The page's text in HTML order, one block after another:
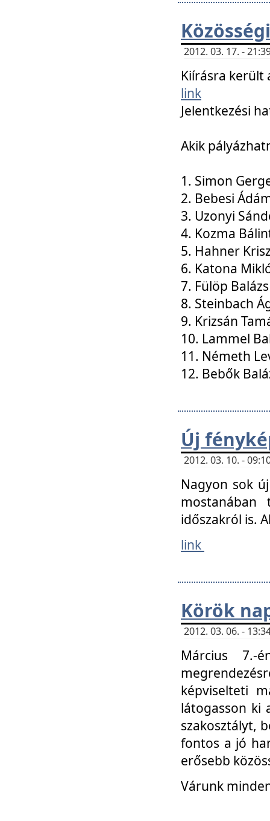
2012. 03. 17. -
Kiírásra került
link
Jelentkezési
Akik
1. Simon
2. Bebesi
3. Uzonyi
4. Kozma
5. Hahner
6. Katona
7. Fülöp Balázs
8. Steinbach
9. Krizsán
10. Lammel
11. Németh
12. Bebők
Új
2012. 03. 10. -
Nagyon sok
mostanában
időszakról is.
link
Körök
2012. 03. 06. -
Március 7.-
képviselteti
látogasson ki
szakosztályt,
fontos a jó
erősebb
Várunk